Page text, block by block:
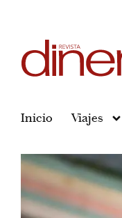
Inicio Viajes